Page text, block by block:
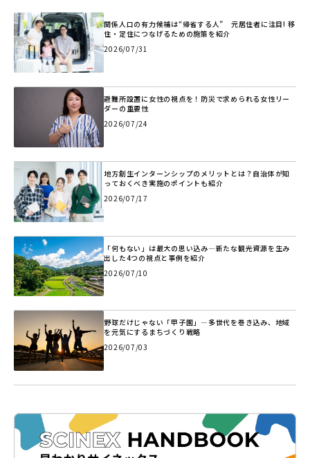
関係人口の有力候補は“帰省する人” 元居住者に注目! 移
住・定住につなげるための施策を紹介
2026/07/31
避難所設置に女性の視点を！防災で求められる女性リー
ダーの重要性
2026/07/24
地方創生インターンシップのメリットとは？自治体が知
っておくべき実施のポイントも紹介
2026/07/17
「何もない」は最大の思い込み―新たな観光資源を生み
出した4つの視点と事例を紹介
2026/07/10
野球だけじゃない「甲子園」―多世代を巻き込み、地域
を元気にするまちづくり戦略
2026/07/03